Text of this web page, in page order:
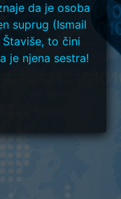
da je osoba
suprug (Ismail
to čini
je njena sestra!